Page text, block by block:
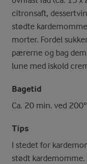
citronsaft,
stødte
morter. Fordel
pærerne og bag
lune med iskold
Bagetid
Ca. 20 min. ved
Tips
I stedet for
stødt